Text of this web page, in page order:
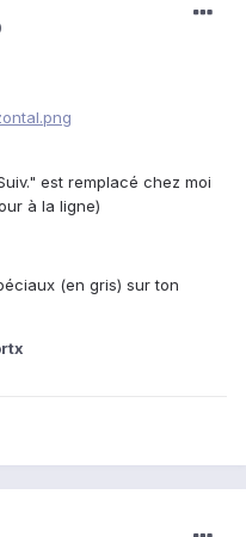
est remplacé chez moi
à la ligne)
(en gris) sur ton